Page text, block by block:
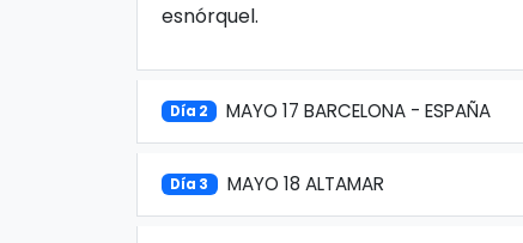
esnórquel.
Día 2 MAYO 17 BARCELONA - ESPAÑA
Día 3 MAYO 18 ALTAMAR